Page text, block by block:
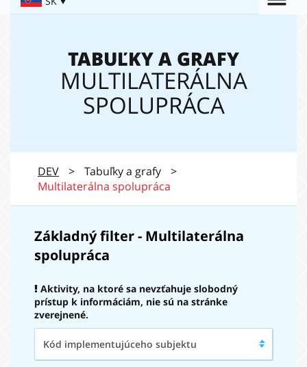
TABUĽKY A GRAFY
MULTILATERÁLNA
SPOLUPRÁCA
DEV > Tabuľky a grafy
>
Multilaterálna spolupráca
Základný filter - Multilaterálna
spolupráca
Aktivity, na ktoré sa nevzťahuje slobodný
prístup k informáciám, nie sú na stránke
zverejnené.
Kód
implementujúceho
subjektu:
Kód implementujúceho subjektu